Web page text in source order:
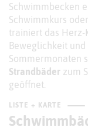
Schwimmbecken
Schwimmkurs
trainiert das Herz-
Beweglichkeit
Sommermonaten
Strandbäder zum
geöffnet.
LISTE + KARTE